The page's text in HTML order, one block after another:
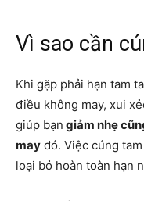
Vì sao cần
Khi gặp phải hạn tam
điều không may, xui
giúp bạn giảm nhẹ
may đó. Việc cúng
loại bỏ hoàn toàn hạn